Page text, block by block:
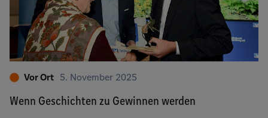
Vor Ort 5. November 2025
Wenn Geschichten zu Gewinnen werden